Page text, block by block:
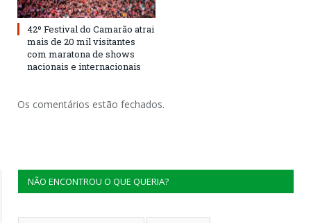
42º Festival do Camarão atrai
mais de 20 mil visitantes
com maratona de shows
nacionais e internacionais
Os comentários estão fechados.
NÃO ENCONTROU O QUE QUERIA?